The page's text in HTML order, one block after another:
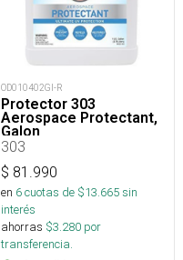
OD010402GI-R
Protector 303
Aerospace Protectant,
Galon
303
$ 81.990
en 6cuotas de $13.665sin
interés
ahorras $3.280 por
transferencia.